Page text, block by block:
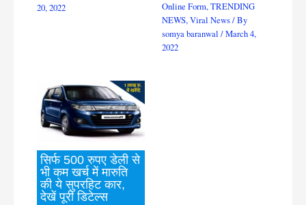
20, 2022 Online Form,TRENDING
NEWS,Viral News/ By
somya baranwal /March 4,
2022
सिर्फ 500 रुपए डेली से
भी कम खर्च में मारुति
की ये सुपरहिट कार,
देखें पूरी डिटेल्स